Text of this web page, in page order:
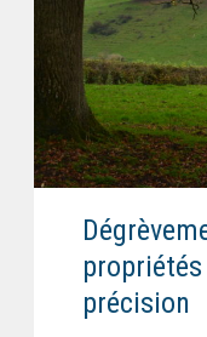
précision